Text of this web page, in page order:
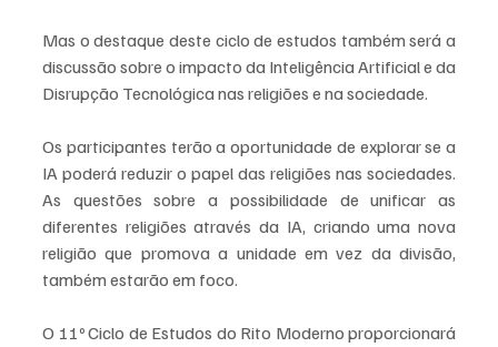
Mas o destaque deste ciclo de estudos também será a
discussão sobre o impacto da Inteligência Artificial e da
Disrupção Tecnológica nas religiões e na sociedade.
Os participantes terão a oportunidade de explorar se a
IA poderá reduzir o papel das religiões nas sociedades.
As questões sobre a possibilidade de unificar as
diferentes religiões através da IA, criando uma nova
religião que promova a unidade em vez da divisão,
também estarão em foco.
O 11º Ciclo de Estudos do Rito Moderno proporcionará